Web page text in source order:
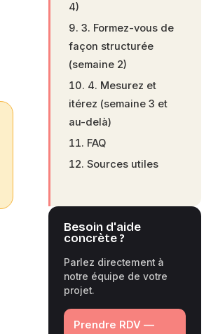
4)
3. Formez-vous de
façon structurée
(semaine 2)
4. Mesurez et
itérez (semaine 3 et
au-delà)
FAQ
Sources utiles
Besoin d'aide
concrète ?
Parlez directement à
notre équipe de votre
projet.
Prendre RDV —